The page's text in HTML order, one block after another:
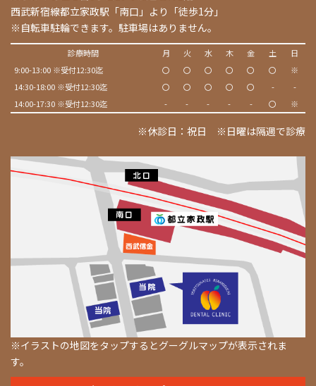
西武新宿線都立家政駅「南口」より「徒歩1分」
※自転車駐輪できます。駐車場はありません。
診療時間 月 火 水 木 金 土
日
9:00-13:00 ※受付12:30迄
〇 〇 〇 〇 〇 〇
※
14:30-18:00 ※受付12:30迄
〇 〇 〇 〇 〇 -
-
14:00-17:30 ※受付12:30迄
- - - - - 〇 ※
※休診日：祝日 ※日曜は隔週で診療
※イラストの地図をタップするとグーグルマップが表示されま
す。